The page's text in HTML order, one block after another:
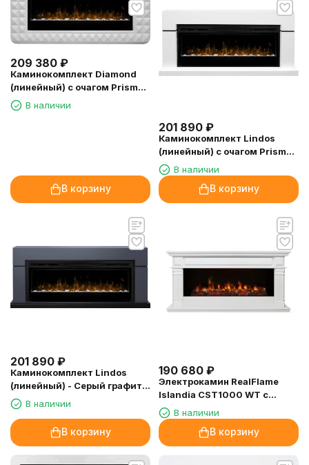
209 380 ₽
Каминокомплект Diamond
(линейный) с очагом Prism
BLF5051
В наличии
В корзину
201 890 ₽
Каминокомплект Lindos
(линейный) с очагом Prism
BLF5051
В наличии
В корзину
201 890 ₽
Каминокомплект Lindos
(линейный) - Серый графит с
очагом Prism BLF5051
В наличии
В корзину
190 680 ₽
Электрокамин RealFlame
Islandia CST1000 WT с
очагом 3D Cassette 1000
В наличии
В корзину